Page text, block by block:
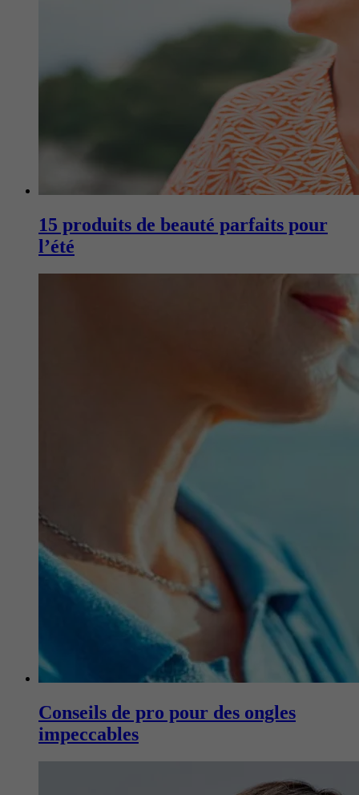
15 produits de beauté parfaits pour
l’été
Conseils de pro pour des ongles
impeccables